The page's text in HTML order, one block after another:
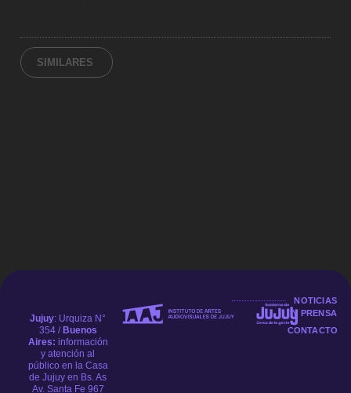
SIMILARES
Jujuy: Urquiza N°
354 / Buenos
Aires: información
y atención al
público en la Casa
de Jujuy en Bs. As
Av. Santa Fe 967
NOTICIAS
Y PRENSA
CONTACTO